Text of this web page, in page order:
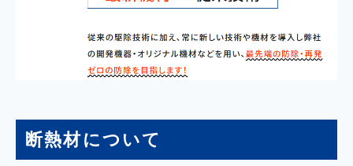
断熱材について